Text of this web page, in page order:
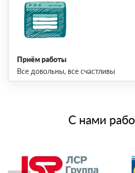
Приём работы
Все довольны, все счастливы
С нами